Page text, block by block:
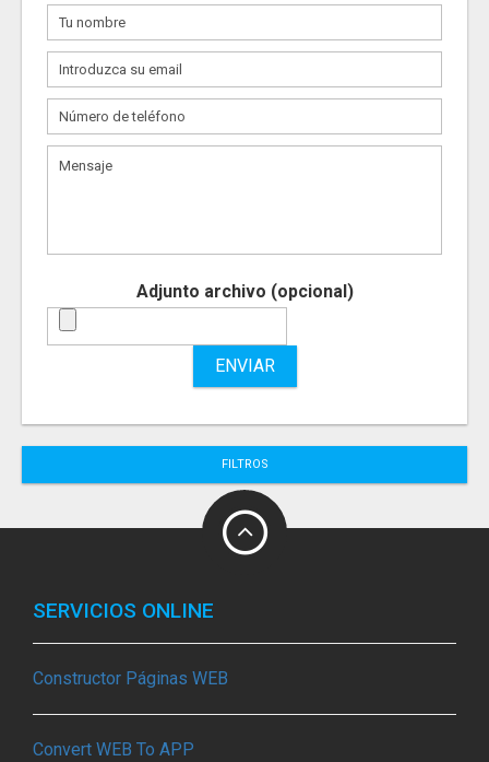
Adjunto archivo (opcional)
ENVIAR
FILTROS
SERVICIOS ONLINE
Constructor Páginas WEB
Convert WEB To APP